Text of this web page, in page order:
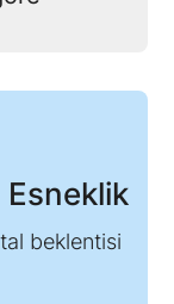
Esneklik
beklentisi